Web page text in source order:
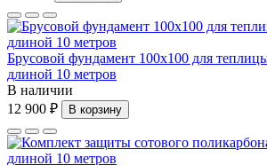
Брусовой фундамент 100x100 для
длиной 10 метров
В наличии
12 900 ₽
В корзину